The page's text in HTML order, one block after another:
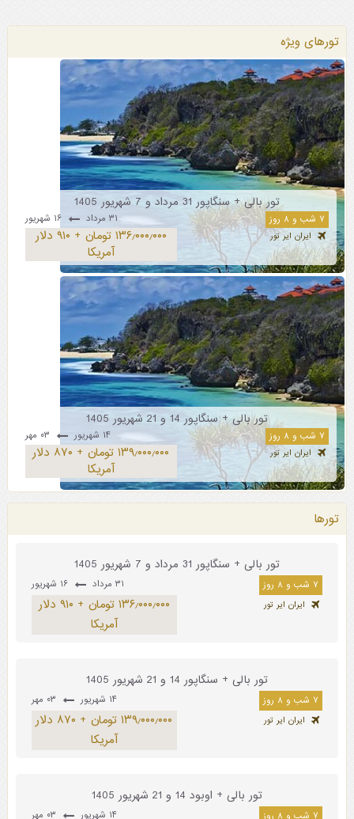
تورهای ویژه
تور بالی + سنگاپور 31 مرداد و 7 شهریور 1405
۷ شب و ۸ روز ۳۱ مرداد ۱۶ شهریور
ایران ایر تور
۱۳۶٫۰۰۰٫۰۰۰ تومان + ۹۱۰ دلار
آمریکا
تور بالی + سنگاپور 14 و 21 شهریور 1405
۷ شب و ۸ روز ۱۴ شهریور
ایران ایر تور
۱۳۹٫۰۰۰٫۰۰۰ تومان + ۸۷۰ دلار
آمریکا
تورها
تور بالی + سنگاپور 31 مرداد و 7 شهریور 1405
۷ شب و ۸ روز ۳۱ مرداد ۱۶ شهریور
ایران ایر تور
۱۳۶٫۰۰۰٫۰۰۰ تومان + ۹۱۰ دلار
آمریکا
تور بالی + سنگاپور 14 و 21 شهریور 1405
۷ شب و ۸ روز ۱۴ شهریور
ایران ایر تور
۱۳۹٫۰۰۰٫۰۰۰ تومان + ۸۷۰ دلار
آمریکا
تور بالی + اوبود 14 و 21 شهریور 1405
۷ شب و ۸ روز ۱۴ شهریور